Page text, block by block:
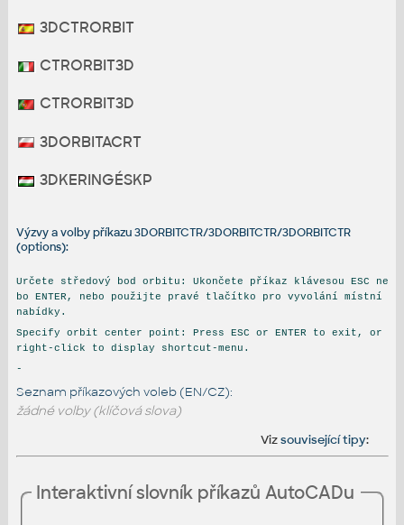
3DCTRORBIT
CTRORBIT3D
CTRORBIT3D
3DORBITACRT
3DKERINGÉSKP
Výzvy a volby příkazu 3DORBITCTR/3DORBITCTR/3DORBITCTR
(options):
Určete středový bod orbitu: Ukončete příkaz klávesou ESC ne
bo ENTER, nebo použijte pravé tlačítko pro vyvolání místní
nabídky.
Specify orbit center point: Press ESC or ENTER to exit, or
right-click to display shortcut-menu.
-
Seznam příkazových voleb (EN/CZ):
žádné volby (klíčová slova)
Vizsouvisející tipy:
Interaktivní slovník příkazů AutoCADu